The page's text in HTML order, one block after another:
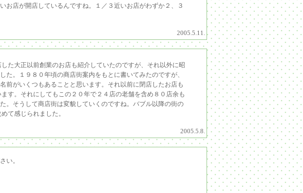
お店が開店しているんですね。１／３近いお店がわずか２、３
2005.5.11.
た大正以前創業のお店も紹介していたのですが、それ以外に昭
。１９８０年頃の商店街案内をもとに書いてみたのですが、
前がいくつもあることと思います。それ以前に閉店したお店も
す。それにしてもこの２０年で２４店の老舗を含め８０店余も
。そうして商店街は変貌していくのですね。バブル以降の街の
て感じられました。
2005.5.8.
い。